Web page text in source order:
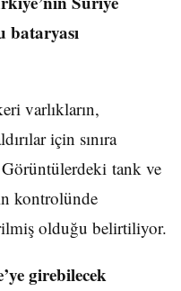
bataryası
varlıkların,
için sınıra
Görüntülerdeki tank ve
kontrolünde
olduğu belirtiliyor.
girebilecek